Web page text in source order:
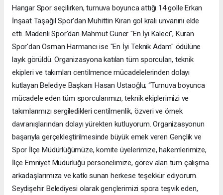
Hangar Spor seçilirken, turnuva boyunca attığı 14 golle Erkan
İnşaat Taşağıl Spor'dan Muhittin Kıran gol kralı unvanını elde
etti. Madenli Spor'dan Mahmut Güner "En İyi Kaleci", Kuran
Spor'dan Osman Harmancı ise "En İyi Teknik Adam" ödülüne
layık görüldü. Organizasyona katılan tüm sporcuları, teknik
ekipleri ve takımları centilmence mücadelelerinden dolayı
kutlayan Belediye Başkanı Hasan Ustaoğlu; “Turnuva boyunca
mücadele eden tüm sporcularımızı, teknik ekiplerimizi ve
takımlarımızı sergiledikleri centilmenlik, özveri ve örnek
davranışlarından dolayı yürekten kutluyorum. Organizasyonun
başarıyla gerçekleştirilmesinde büyük emek veren Gençlik ve
Spor İlçe Müdürlüğümüze, komite üyelerimize, hakemlerimize,
İlçe Emniyet Müdürlüğü personelimize, görev alan tüm çalışma
arkadaşlarımıza ve katkı sunan herkese teşekkür ediyorum.
Seydişehir Belediyesi olarak gençlerimizi spora teşvik eden,